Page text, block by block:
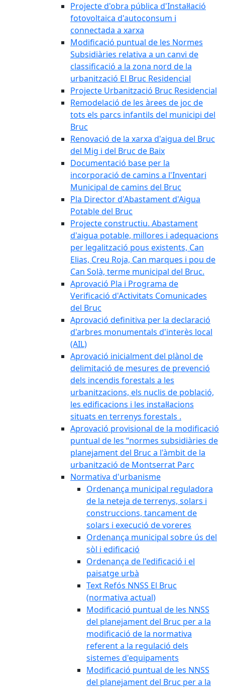
Projecte d'obra pública d'Instal·lació
fotovoltaica d'autoconsum i
connectada a xarxa
Modificació puntual de les Normes
Subsidiàries relativa a un canvi de
classificació a la zona nord de la
urbanització El Bruc Residencial
Projecte Urbanització Bruc Residencial
Remodelació de les àrees de joc de
tots els parcs infantils del municipi del
Bruc
Renovació de la xarxa d'aigua del Bruc
del Mig i del Bruc de Baix
Documentació base per la
incorporació de camins a l'Inventari
Municipal de camins del Bruc
Pla Director d'Abastament d'Aigua
Potable del Bruc
Projecte constructiu. Abastament
d'aigua potable, millores i adequacions
per legalització pous existents, Can
Elias, Creu Roja, Can marques i pou de
Can Solà, terme municipal del Bruc.
Aprovació Pla i Programa de
Verificació d'Activitats Comunicades
del Bruc
Aprovació definitiva per la declaració
d'arbres monumentals d'interès local
(AIL)
Aprovació inicialment del plànol de
delimitació de mesures de prevenció
dels incendis forestals a les
urbanitzacions, els nuclis de població,
les edificacions i les instal·lacions
situats en terrenys forestals .
Aprovació provisional de la modificació
puntual de les “normes subsidiàries de
planejament del Bruc a l'àmbit de la
urbanització de Montserrat Parc
Normativa d'urbanisme
Ordenança municipal reguladora
de la neteja de terrenys, solars i
construccions, tancament de
solars i execució de voreres
Ordenança municipal sobre ús del
sòl i edificació
Ordenança de l'edificació i el
paisatge urbà
Text Refós NNSS El Bruc
(normativa actual)
Modificació puntual de les NNSS
del planejament del Bruc per a la
modificació de la normativa
referent a la regulació dels
sistemes d'equipaments
Modificació puntual de les NNSS
del planejament del Bruc per a la